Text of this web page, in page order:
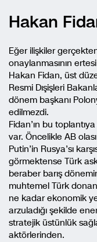
Hakan
Eğer ilişkiler
onaylanmasının
Hakan Fidan, üst
Resmi Dışişleri
dönem başkanı
edilmezdi.
Fidan’ın bu
var. Öncelikle AB
Putin’in Rusya’sı
görmektense Türk
beraber barış
muhtemel Türk
ne kadar ekonomik
arzuladığı şekilde
stratejik üstünlük
aktörlerinden.